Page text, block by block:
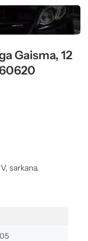
Gaisma, 12
sarkana.